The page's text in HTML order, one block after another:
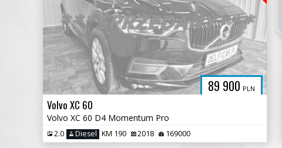
89 900 PLN
Volvo XC 60
Volvo XC 60 D4 Momentum Pro
2.0 Diesel KM 190 2018 169000